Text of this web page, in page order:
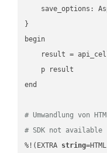
save_options:
}
begin
result =
    p result
end
# Umwandlung von
# SDK not available
%!(EXTRA string